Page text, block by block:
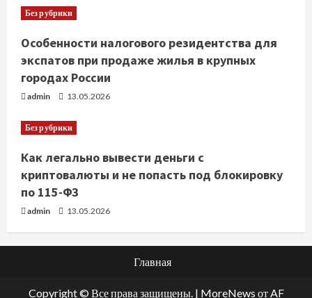
Без рубрики
Особенности налогового резидентства для
экспатов при продаже жилья в крупных
городах России
admin 13.05.2026
Без рубрики
Как легально вывести деньги с
криптовалюты и не попасть под блокировку
по 115-ФЗ
admin 13.05.2026
Главная
Copyright © Все права защищены. | MoreNews от AF